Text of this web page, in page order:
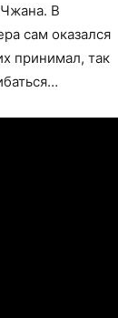
В
сам оказался
принимал, так